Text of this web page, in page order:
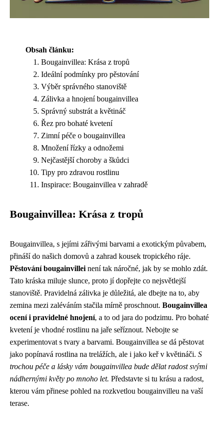
Obsah článku:
Bougainvillea: Krása z tropů
Ideální podmínky pro pěstování
Výběr správného stanoviště
Zálivka a hnojení bougainvillea
Správný substrát a květináč
Řez pro bohaté kvetení
Zimní péče o bougainvillea
Množení řízky a odnožemi
Nejčastější choroby a škůdci
Tipy pro zdravou rostlinu
Inspirace: Bougainvillea v zahradě
Bougainvillea: Krása z tropů
Bougainvillea, s jejími zářivými barvami a exotickým půvabem,
přináší do našich domovů a zahrad kousek tropického ráje.
Pěstování bougainvillei není tak náročné, jak by se mohlo zdát.
Tato kráska miluje slunce, proto jí dopřejte co nejsvětlejší
stanoviště. Pravidelná zálivka je důležitá, ale dbejte na to, aby
zemina mezi zaléváním stačila mírně proschnout. Bougainvillea
ocení i pravidelné hnojení, a to od jara do podzimu. Pro bohaté
kvetení je vhodné rostlinu na jaře seříznout. Nebojte se
experimentovat s tvary a barvami. Bougainvillea se dá pěstovat
jako popínavá rostlina na trelážích, ale i jako keř v květináči. S
trochou péče a lásky vám bougainvillea bude dělat radost svými
nádhernými květy po mnoho let. Představte si tu krásu a radost,
kterou vám přinese pohled na rozkvetlou bougainvilleu na vaší
terase.